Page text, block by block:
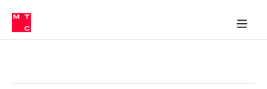
Медиа-центр
и акционерам
Устойчивое развитие
Комплаенс и деловая этика
компании
Карьера
в МТС